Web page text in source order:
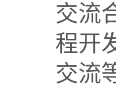
交流
程开
交流